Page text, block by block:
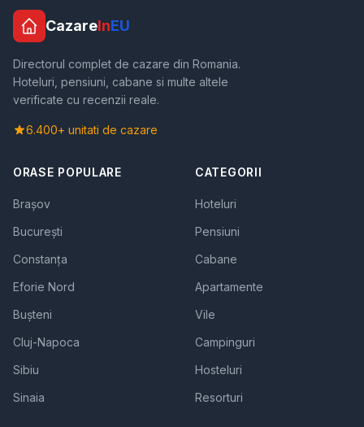
CazareInEU
Directorul complet de cazare din Romania.
Hoteluri, pensiuni, cabane si multe altele
verificate cu recenzii reale.
6.400+ unitati de cazare
ORASE POPULARE
Brașov
București
Constanța
Eforie Nord
Bușteni
Cluj-Napoca
Sibiu
Sinaia
CATEGORII
Hoteluri
Pensiuni
Cabane
Apartamente
Vile
Campinguri
Hosteluri
Resorturi